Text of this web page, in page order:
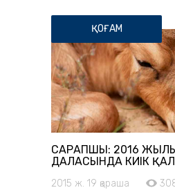
ҚОҒАМ
САРАПШЫ: 2016
ДАЛАСЫНДА КИІК
2015 ж. 19 қараша